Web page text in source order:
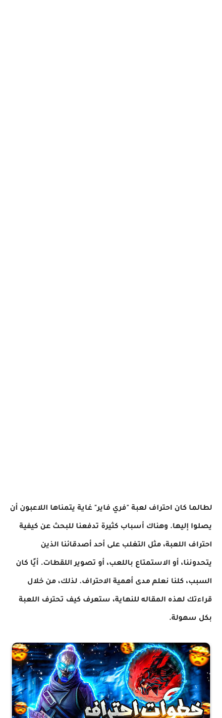
لطالما كان احتراف لعبة "فري فاير" غاية يتمناها اللاعبون أن
يصلوا إليها. وهناك أسباب كثيرة تدفعنا للبحث عن كيفية
احتراف اللعبة، مثل التغلب على أحد أصدقائنا الذين
يتحدوننا، أو الاستمتاع باللعب، أو تصوير اللقطات. أيًا كان
السبب، كلنا نعلم مدى أهمية الاحتراف. لذلك، من خلال
قراءتك لهذه المقاله للنهاية، ستعرف كيف تحترف اللعبة
بكل سهولة.